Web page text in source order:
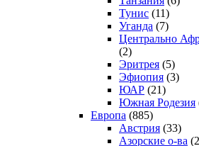
Тунис (11)
Уганда (7)
Центрально
(2)
Эритрея (5)
Эфиопия (3)
ЮАР (21)
Южная Родезия
Европа (885)
Австрия (33)
Азорские о-ва